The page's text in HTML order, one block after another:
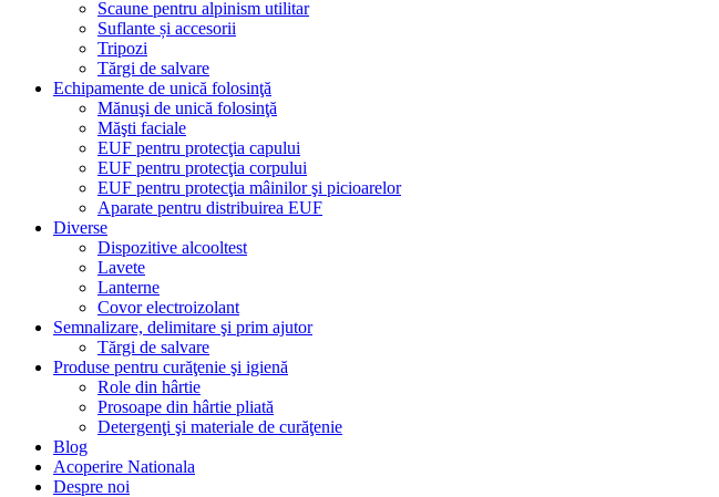
Scaune pentru alpinism utilitar
Suflante și accesorii
Tripozi
Tărgi de salvare
Echipamente de unică folosinţă
Mănuşi de unică folosinţă
Măşti faciale
EUF pentru protecţia capului
EUF pentru protecţia corpului
EUF pentru protecţia mâinilor şi picioarelor
Aparate pentru distribuirea EUF
Diverse
Dispozitive alcooltest
Lavete
Lanterne
Covor electroizolant
Semnalizare, delimitare şi prim ajutor
Tărgi de salvare
Produse pentru curăţenie şi igienă
Role din hârtie
Prosoape din hârtie pliată
Detergenţi şi materiale de curăţenie
Blog
Acoperire Nationala
Despre noi